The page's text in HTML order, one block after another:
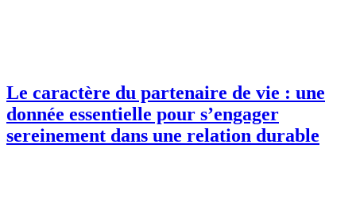
Le caractère du partenaire de vie : une
donnée essentielle pour s’engager
sereinement dans une relation durable